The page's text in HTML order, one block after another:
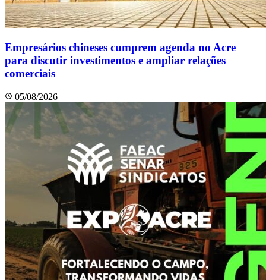
Empresários chineses cumprem agenda no Acre
para discutir investimentos e ampliar relações
comerciais
05/08/2026